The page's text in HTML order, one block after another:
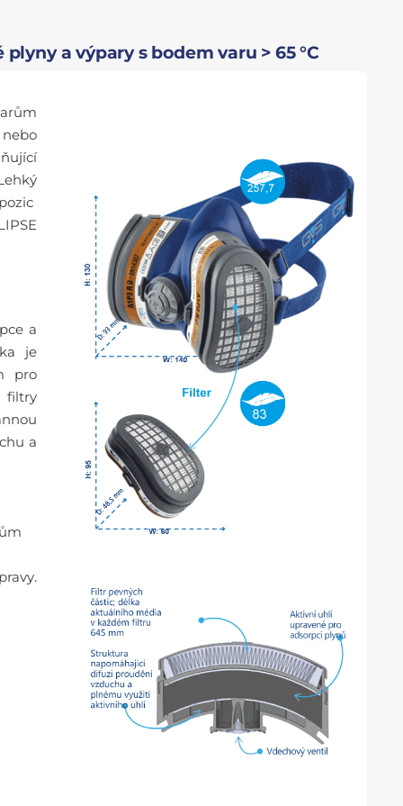
a výpary s bodem varu > 65 °C
a
je
pro
filtry
a